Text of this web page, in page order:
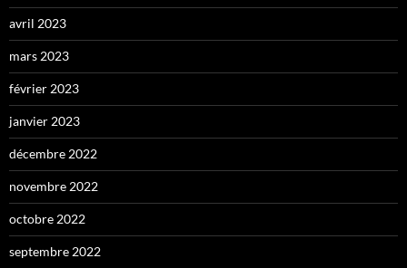
avril 2023
mars 2023
février 2023
janvier 2023
décembre 2022
novembre 2022
octobre 2022
septembre 2022